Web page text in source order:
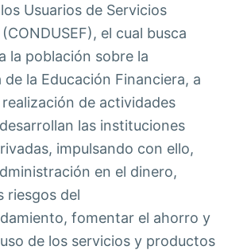
Usuarios de Servicios
el cual busca
la población sobre la
la Educación Financiera, a
de actividades
las instituciones
impulsando con ello,
en el dinero,
riesgos del
fomentar el ahorro y
de los servicios y productos